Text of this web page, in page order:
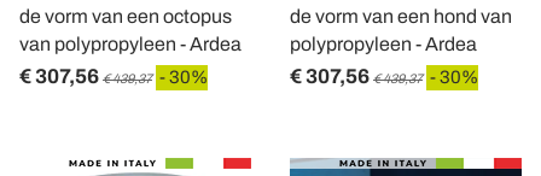
de vorm van een octopus
van polypropyleen - Ardea
€ 307,56 € 439,37 - 30%
de vorm van een hond van
polypropyleen - Ardea
€ 307,56 € 439,37 - 30%